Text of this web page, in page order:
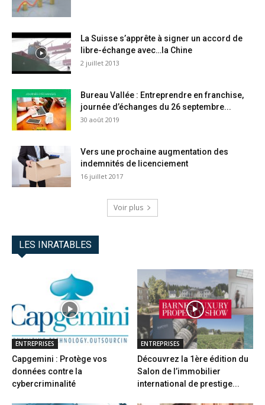
La Suisse s’apprête à signer un accord de
libre-échange avec…la Chine
2 juillet 2013
Bureau Vallée : Entreprendre en franchise,
journée d’échanges du 26 septembre...
30 août 2019
Vers une prochaine augmentation des
indemnités de licenciement
16 juillet 2017
Voir plus
LES INRATABLES
ENTREPRISES
Capgemini : Protège vos
données contre la
cybercriminalité
ENTREPRISES
Découvrez la 1ère édition du
Salon de l’immobilier
international de prestige...